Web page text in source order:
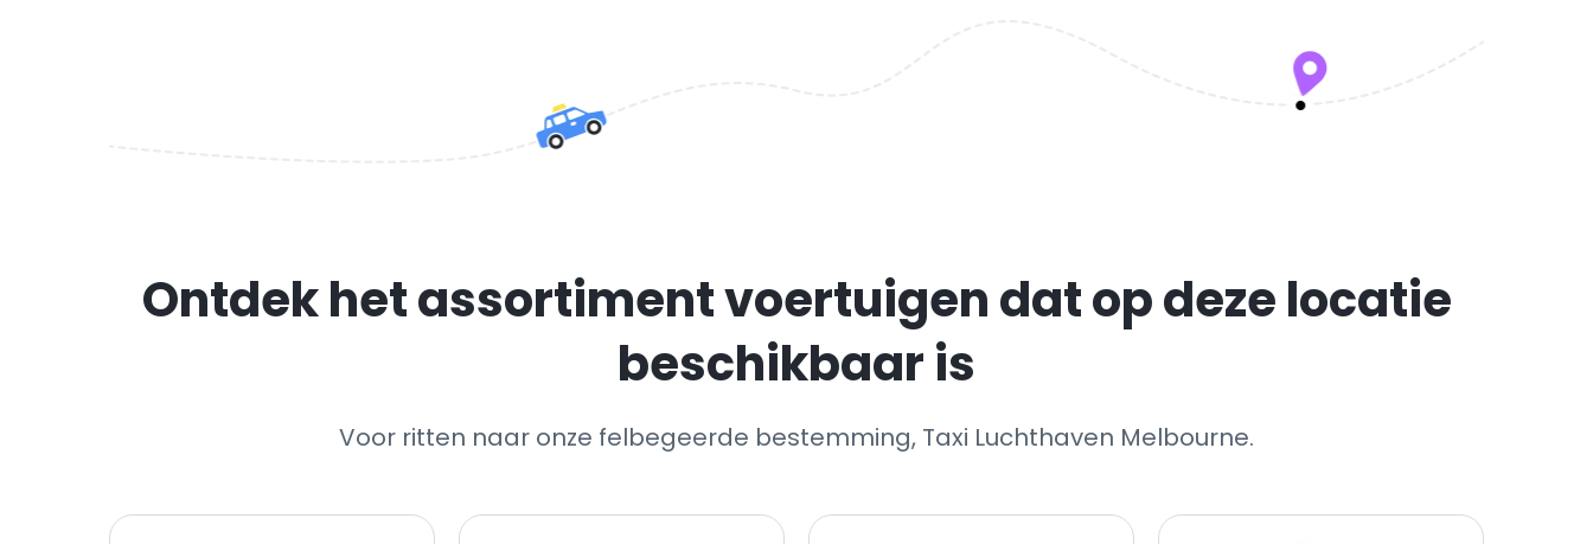
Ontdek het assortiment voertuigen dat op deze locatie
beschikbaar is
Voor ritten naar onze felbegeerde bestemming, Taxi Luchthaven Melbourne.